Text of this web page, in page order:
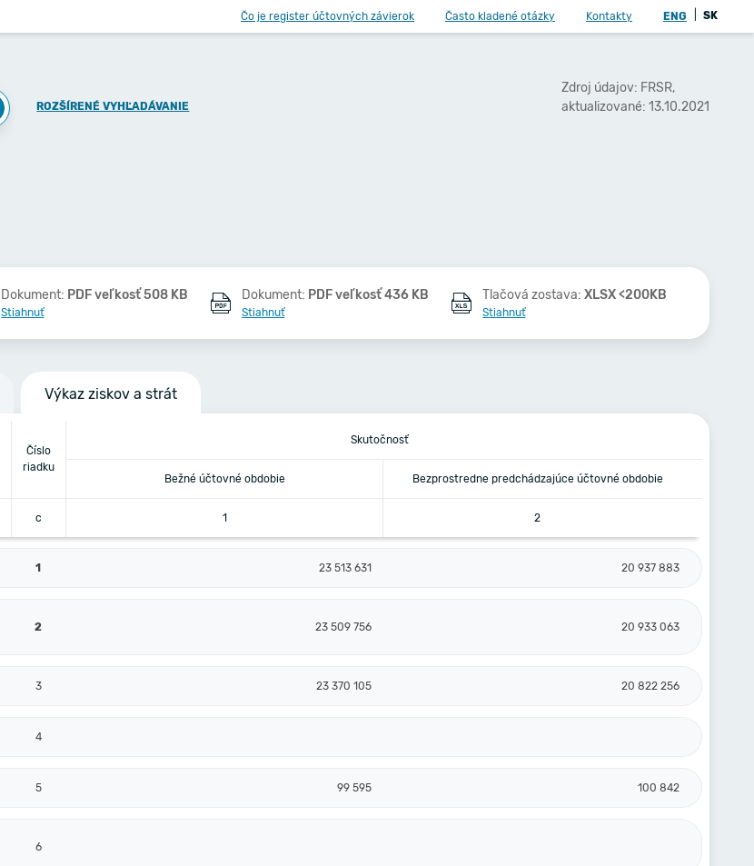
Čo je register účtovných závierok Často kladené otázky Kontakty ENG SK
ROZŠÍRENÉ VYHĽADÁVANIE
Zdroj údajov: FRSR,
aktualizované: 13.10.2021
Dokument: PDF veľkosť 508 KB
Stiahnuť
Dokument: PDF veľkosť 436 KB
Stiahnuť
Tlačová zostava:XLSX <200KB
Stiahnuť
Výkaz ziskov a strát
Číslo
riadku
Skutočnosť
Bežné účtovné obdobie Bezprostredne predchádzajúce účtovné obdobie
c 1 2
1 23 513 631 20 937 883
2 23 509 756 20 933 063
3 23 370 105 20 822 256
4
5 99 595 100 842
6